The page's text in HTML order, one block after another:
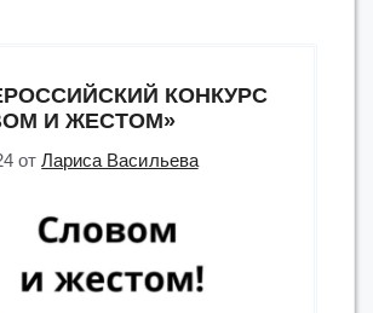
КОНКУРС
И ЖЕСТОМ»
отЛариса Васильева